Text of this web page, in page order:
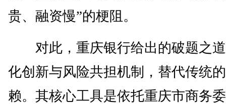
贵、融资慢”的梗阻。
对此，重庆银行给出的破题之道
化创新与风险共担机制，替代传统
赖。其核心工具是依托重庆市商务